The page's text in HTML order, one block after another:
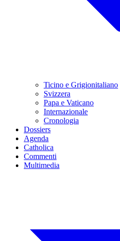
Ticino e Grigionitaliano
Svizzera
Papa e Vaticano
Internazionale
Cronologia
Dossiers
Agenda
Catholica
Commenti
Multimedia